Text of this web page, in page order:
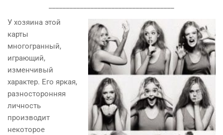
У хозяина этой
карты
многогранный,
играющий,
изменчивый
характер. Его яркая,
разносторонняя
личность
производит
некоторое